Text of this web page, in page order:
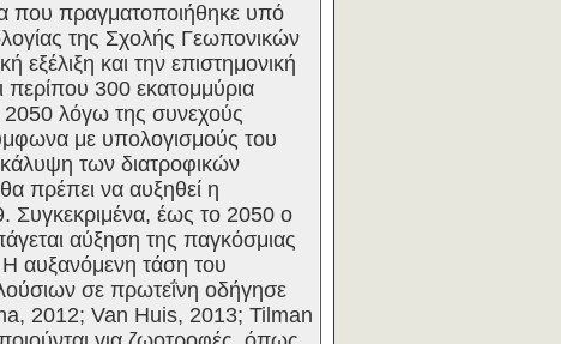
που πραγματοποιήθηκε υπό
της Σχολής Γεωπονικών
και την επιστημονική
περίπου 300 εκατομμύρια
2050 λόγω της συνεχούς
με υπολογισμούς του
των διατροφικών
πρέπει να αυξηθεί η
έως το 2050 ο
αύξηση της παγκόσμιας
αυξανόμενη τάση του
σε πρωτεΐνη οδήγησε
2012; Van Huis, 2013; Tilman